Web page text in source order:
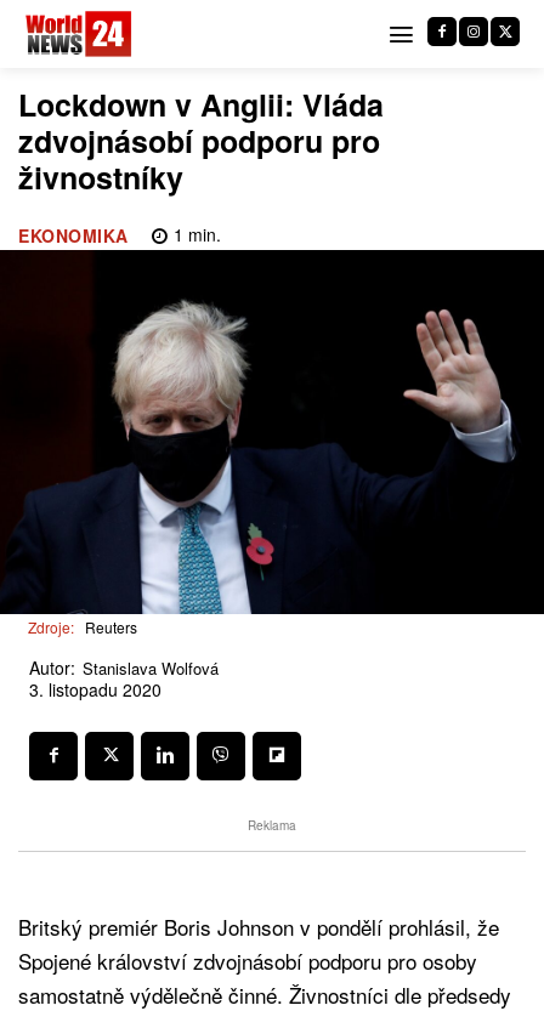
Lockdown v Anglii: Vláda
zdvojnásobí podporu pro
živnostníky
EKONOMIKA 1 min.
Zdroje: Reuters
Autor: Stanislava Wolfová
3. listopadu 2020
Reklama
Britský premiér Boris Johnson v pondělí prohlásil, že
Spojené království zdvojnásobí podporu pro osoby
samostatně výdělečně činné. Živnostníci dle předsedy